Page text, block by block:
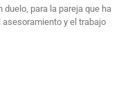
para la pareja que ha
y el trabajo